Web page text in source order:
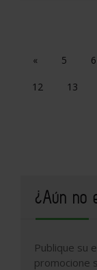
« 5 6
12 13
¿Aún no
Publique su
promocione